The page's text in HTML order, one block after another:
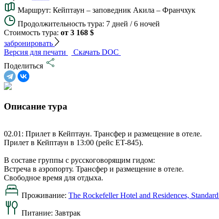
Маршрут: Кейптаун – заповедник Акила – Франчхук
Продолжительность тура: 7 дней / 6 ночей
Стоимость тура: от 3 168 $
забронировать
Версия для печати
Скачать DOC
Поделиться
Описание тура
02.01: Прилет в Кейптаун. Трансфер и размещение в отеле.
Прилет в Кейптаун в 13:00 (рейс ET-845).
В составе группы с русскоговорящим гидом:
Встреча в аэропорту. Трансфер и размещение в отеле.
Свободное время для отдыха.
Проживание: The Rockefeller Hotel and Residences,
Питание: Завтрак